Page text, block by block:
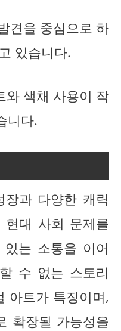
견을 중심으로 하
있습니다.
와 색채 사용이 작
니다.
과 다양한 캐릭
대 사회 문제를
는 소통을 이어
수 없는 스토리
아트가 특징이며,
확장될 가능성을